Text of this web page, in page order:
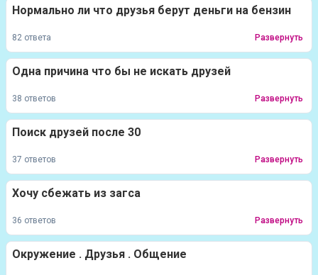
Нормально ли что друзья берут деньги на бензин
82 ответа Развернуть
Одна причина что бы не искать друзей
38 ответов Развернуть
Поиск друзей после 30
37 ответов Развернуть
Хочу сбежать из загса
36 ответов Развернуть
Окружение . Друзья . Общение